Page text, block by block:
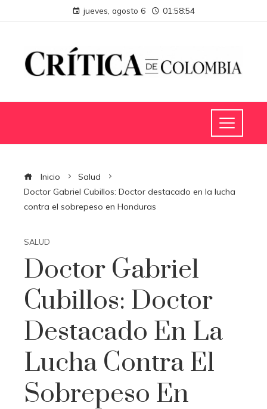
jueves, agosto 6 01:58:54
Inicio
Salud
Doctor Gabriel Cubillos: Doctor destacado en la lucha
contra el sobrepeso en Honduras
SALUD
Doctor Gabriel
Cubillos: Doctor
Destacado En La
Lucha Contra El
Sobrepeso En